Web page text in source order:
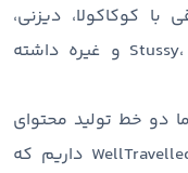
کوکاکولا، دیزنی،
Stussy، Liberty of London، Clarks Originals و غیره داشته
دو خط تولید محتوای
آنلاین به آدرس #CityLimitless و #WellTravelled داریم که